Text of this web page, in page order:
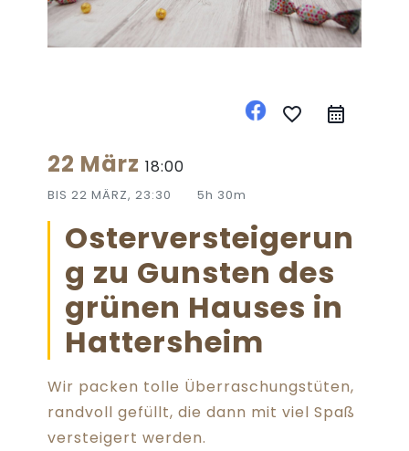
favorite_border
22 März 18:00
BIS 22 MÄRZ, 23:30 5h 30m
Osterversteigerun
g zu Gunsten des
grünen Hauses in
Hattersheim
Wir packen tolle Überraschungstüten,
randvoll gefüllt, die dann mit viel Spaß
versteigert werden.